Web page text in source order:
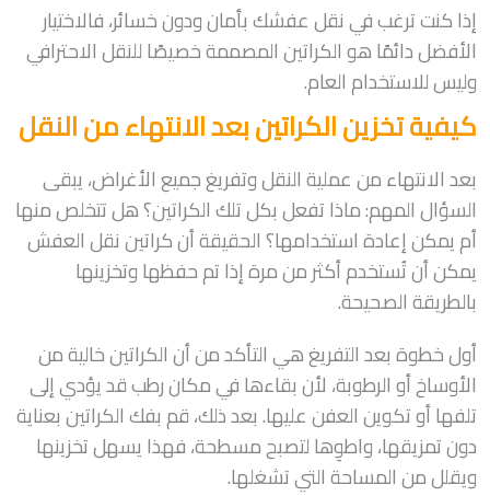
إذا كنت ترغب في نقل عفشك بأمان ودون خسائر، فالاختيار
الأفضل دائمًا هو الكراتين المصممة خصيصًا للنقل الاحترافي
وليس للاستخدام العام.
كيفية تخزين الكراتين بعد الانتهاء من النقل
بعد الانتهاء من عملية النقل وتفريغ جميع الأغراض، يبقى
السؤال المهم: ماذا تفعل بكل تلك الكراتين؟ هل تتخلص منها
أم يمكن إعادة استخدامها؟ الحقيقة أن كراتين نقل العفش
يمكن أن تُستخدم أكثر من مرة إذا تم حفظها وتخزينها
بالطريقة الصحيحة.
أول خطوة بعد التفريغ هي التأكد من أن الكراتين خالية من
الأوساخ أو الرطوبة، لأن بقاءها في مكان رطب قد يؤدي إلى
تلفها أو تكوين العفن عليها. بعد ذلك، قم بفك الكراتين بعناية
دون تمزيقها، واطوِها لتصبح مسطحة، فهذا يسهل تخزينها
ويقلل من المساحة التي تشغلها.